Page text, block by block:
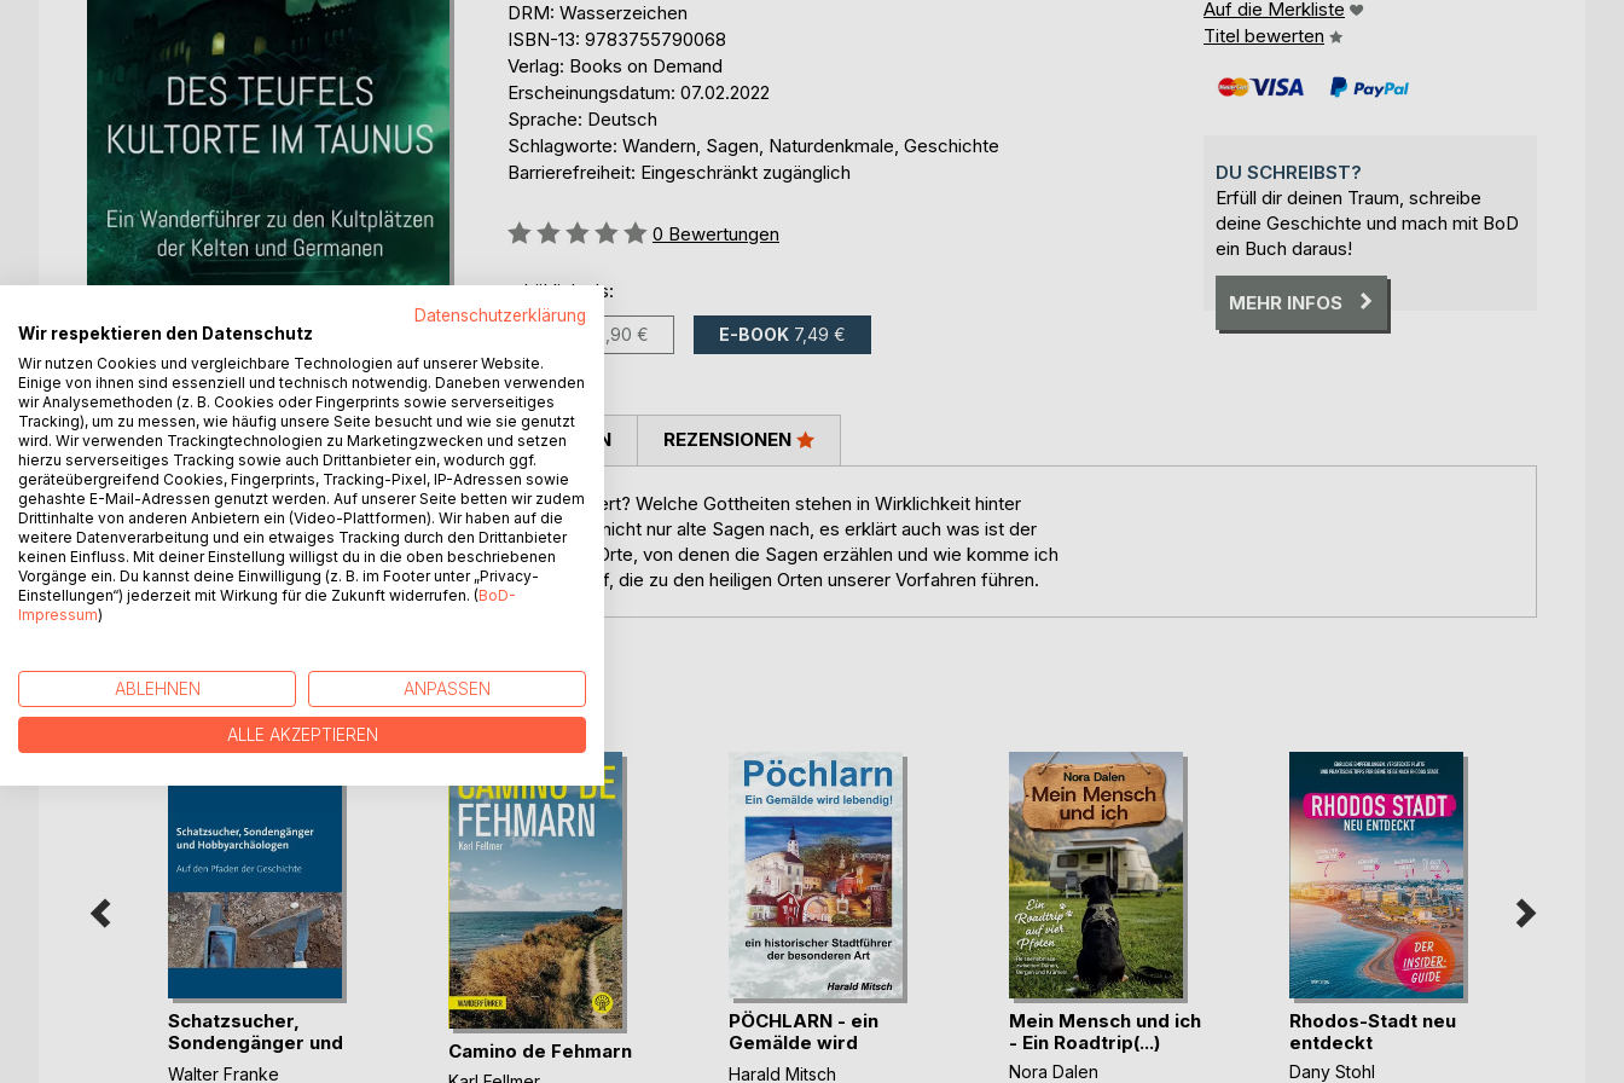
DRM: Wasserzeichen
ISBN-13: 9783755790068
Verlag: Books on Demand
Erscheinungsdatum: 07.02.2022
Sprache: Deutsch
Schlagworte: Wandern, Sagen, Naturdenkmale, Geschichte
Barrierefreiheit: Eingeschränkt zugänglich
Bewertung::
0 Bewertungen
erhältlich als:
18,90 € E-BOOK 7,49 €
Auf die Merkliste
Titel bewerten
DU SCHREIBST?
Erfüll dir deinen Traum, schreibe
deine Geschichte und mach mit BoD
ein Buch daraus!
MEHR INFOS
BESCHREIBUNG
Wie hat die Kirche die heiligen Kultorte der Heiden okkupiert? Welche Gottheiten stehen in Wirklichkeit hinter
Riesen, weißen Frauen und Teufeln? Dieses Buch erzählt nicht nur alte Sagen nach, es erklärt auch was ist der
wahre Kern der Sagen und noch wichtiger: Wo liegen die Orte, von denen die Sagen erzählen und wie komme ich
dorthin. Diese Buch gibt Antworten und zeigt die Wege auf, die zu den heiligen Orten unserer Vorfahren führen.
AUTOR/IN PRESSESTIMMEN REZENSIONEN
WEITERE TITEL BEIBoD
Schatzsucher,
Sondengänger und
Hob(...)
Walter Franke
Camino de Fehmarn
PÖCHLARN - ein
Gemälde wird
lebendig
Harald Mitsch
Mein Mensch und ich
- Ein Roadtrip(...)
Nora Dalen
Rhodos-Stadt neu
entdeckt
Dany Stohl
Datenschutzerklärung
Wir respektieren den Datenschutz
Wir nutzen Cookies und vergleichbare Technologien auf unserer Website.
Einige von ihnen sind essenziell und technisch notwendig. Daneben verwenden
wir Analysemethoden (z. B. Cookies oder Fingerprints sowie serverseitiges
Tracking), um zu messen, wie häufig unsere Seite besucht und wie sie genutzt
wird. Wir verwenden Trackingtechnologien zu Marketingzwecken und setzen
hierzu serverseitiges Tracking sowie auch Drittanbieter ein, wodurch ggf.
geräteübergreifend Cookies, Fingerprints, Tracking-Pixel, IP-Adressen sowie
gehashte E-Mail-Adressen genutzt werden. Auf unserer Seite betten wir zudem
Drittinhalte von anderen Anbietern ein (Video-Plattformen). Wir haben auf die
weitere Datenverarbeitung und ein etwaiges Tracking durch den Drittanbieter
keinen Einfluss. Mit deiner Einstellung willigst du in die oben beschriebenen
Vorgänge ein. Du kannst deine Einwilligung (z. B. im Footer unter „Privacy-
Einstellungen“) jederzeit mit Wirkung für die Zukunft widerrufen. (BoD-
Impressum)
ABLEHNEN ANPASSEN
ALLE AKZEPTIEREN